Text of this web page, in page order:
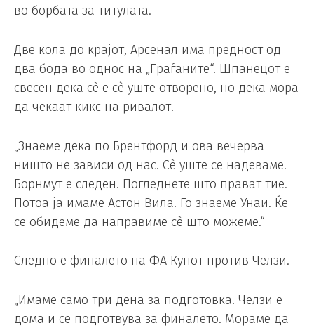
во борбата за титулата.
Две кола до крајот, Арсенал има предност од
два бода во однос на „Граѓаните“. Шпанецот е
свесен дека сè е сè уште отворено, но дека мора
да чекаат кикс на ривалот.
„Знаеме дека по Брентфорд и ова вечерва
ништо не зависи од нас. Сè уште се надеваме.
Борнмут е следен. Погледнете што прават тие.
Потоа ја имаме Астон Вила. Го знаеме Унаи. Ќе
се обидеме да направиме сè што можеме.“
Следно е финалето на ФА Купот против Челзи.
„Имаме само три дена за подготовка. Челзи е
дома и се подготвува за финалето. Мораме да